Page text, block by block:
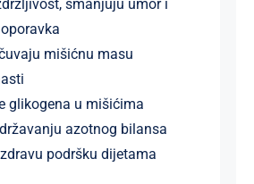
smanjuju umor i
mišićnu masu
glikogena u mišićima
azotnog bilansa
podršku dijetama